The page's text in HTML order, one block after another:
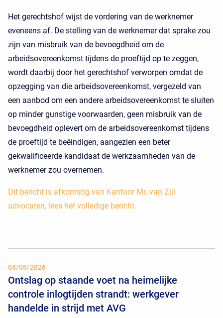
Het gerechtshof wijst de vordering van de werknemer
eveneens af. De stelling van de werknemer dat sprake zou
zijn van misbruik van de bevoegdheid om de
arbeidsovereenkomst tijdens de proeftijd op te zeggen,
wordt daarbij door het gerechtshof verworpen omdat de
opzegging van die arbeidsovereenkomst, vergezeld van
een aanbod om een andere arbeidsovereenkomst te sluiten
op minder gunstige voorwaarden, geen misbruik van de
bevoegdheid oplevert om de arbeidsovereenkomst tijdens
de proeftijd te beëindigen, aangezien een beter
gekwalificeerde kandidaat de werkzaamheden van de
werknemer zou overnemen.
Dit bericht is afkomstig van Kantoor Mr. van Zijl
advocaten, lees het volledige bericht.
04/08/2026
Ontslag op staande voet na heimelijke
controle inlogtijden strandt: werkgever
handelde in strijd met AVG